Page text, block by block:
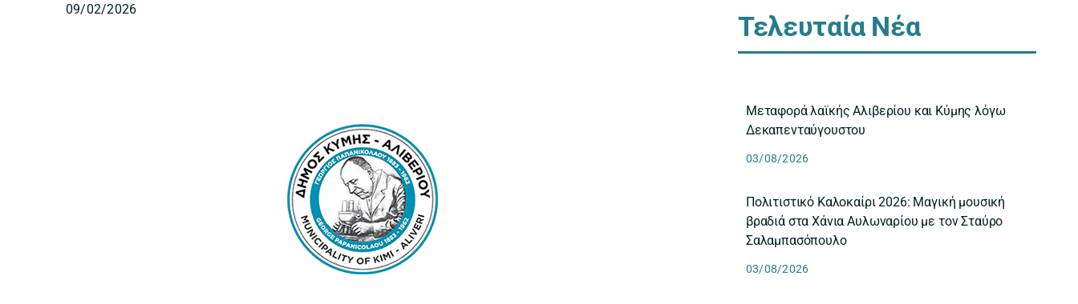
09/02/2026
Τελευταία Νέα
Μεταφορά λαϊκής Αλιβερίου και Κύμης λόγω
Δεκαπενταύγουστου
03/08/2026
Πολιτιστικό Καλοκαίρι 2026: Μαγική μουσική
βραδιά στα Χάνια Αυλωναρίου με τον Σταύρο
Σαλαμπασόπουλο
03/08/2026